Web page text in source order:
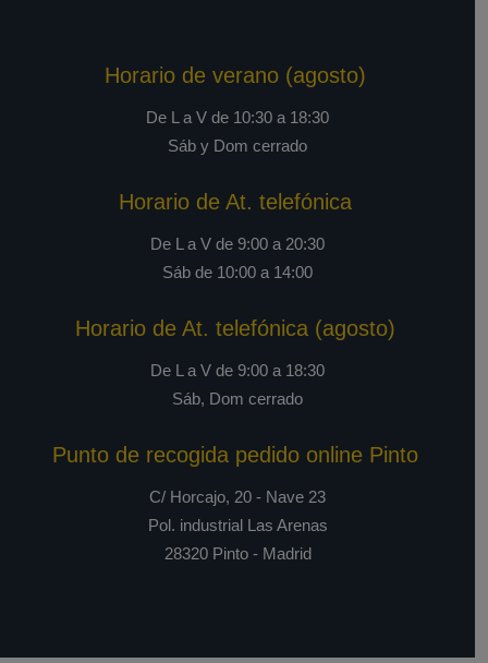
Horario de verano (agosto)
De L a V de 10:30 a 18:30
Sáb y Dom cerrado
Horario de At. telefónica
De L a V de 9:00 a 20:30
Sáb de 10:00 a 14:00
Horario de At. telefónica (agosto)
De L a V de 9:00 a 18:30
Sáb, Dom cerrado
Punto de recogida pedido online Pinto
C/ Horcajo, 20 - Nave 23
Pol. industrial Las Arenas
28320 Pinto - Madrid